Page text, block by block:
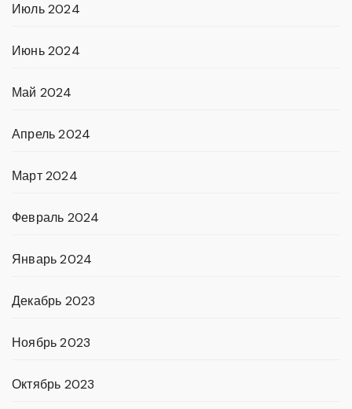
Июль 2024
Июнь 2024
Май 2024
Апрель 2024
Март 2024
Февраль 2024
Январь 2024
Декабрь 2023
Ноябрь 2023
Октябрь 2023